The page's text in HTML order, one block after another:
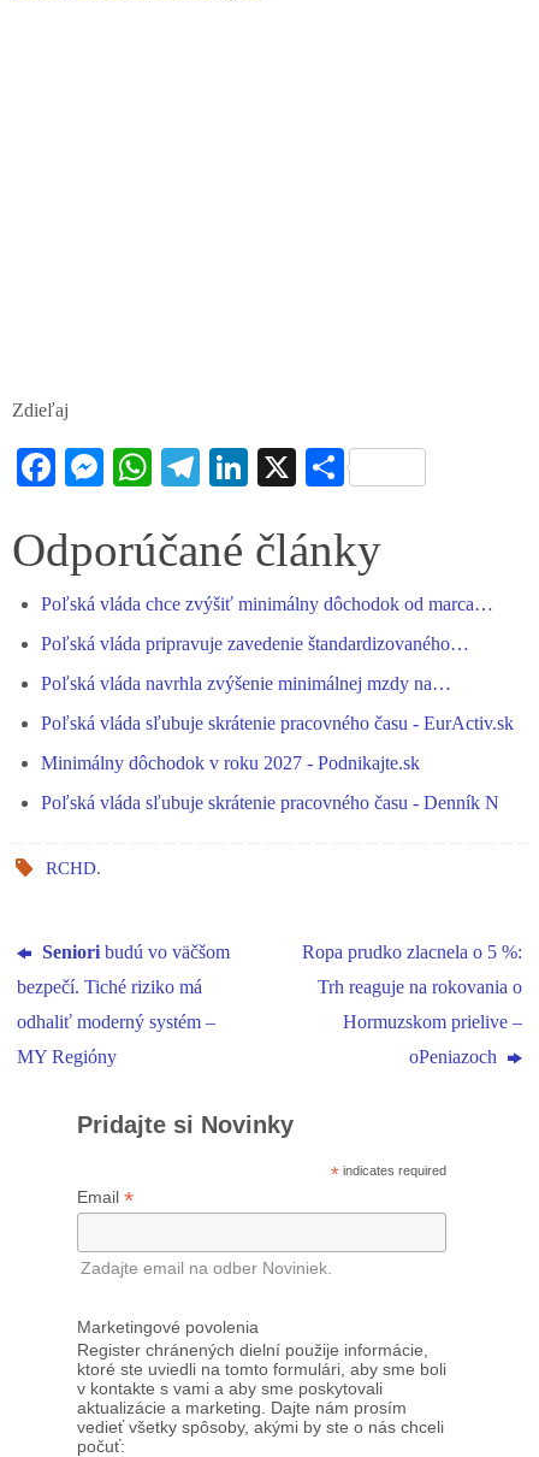
Zdieľaj
Fa
bo
ok
M
se
er
W
ts
pp
Te
gr
m
Li
ed
X S
re
Odporúčané články
Poľská vláda chce zvýšiť minimálny dôchodok od marca…
Poľská vláda pripravuje zavedenie štandardizovaného…
Poľská vláda navrhla zvýšenie minimálnej mzdy na…
Poľská vláda sľubuje skrátenie pracovného času - EurActiv.sk
Minimálny dôchodok v roku 2027 - Podnikajte.sk
Poľská vláda sľubuje skrátenie pracovného času - Denník N
RCHD.
Senioribudú vo väčšom
bezpečí. Tiché riziko má
odhaliť moderný systém –
MY Regióny
Ropa prudko zlacnela o 5 %:
Trh reaguje na rokovania o
Hormuzskom prielive –
oPeniazoch
Pridajte si Novinky
* indicates required
Email *
Zadajte email na odber Noviniek.
Marketingové povolenia
Register chránených dielní použije informácie,
ktoré ste uviedli na tomto formulári, aby sme boli
v kontakte s vami a aby sme poskytovali
aktualizácie a marketing. Dajte nám prosím
vedieť všetky spôsoby, akými by ste o nás chceli
počuť: